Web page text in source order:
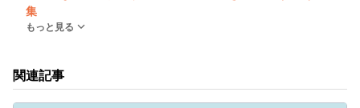
集
もっと見る
関連記事